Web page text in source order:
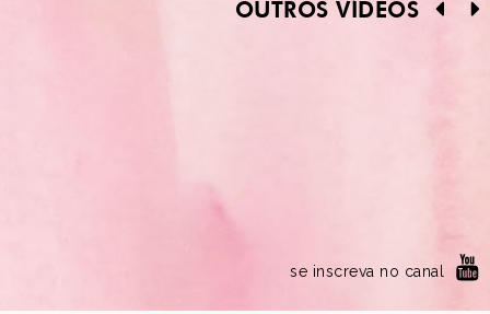
OUTROS VÍDEOS
se inscreva no canal